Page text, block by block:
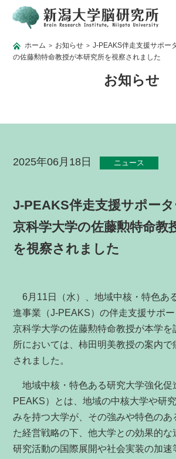
ホーム > お知らせ > J-PEAKS伴走支援サポー
の佐藤勲特命教授が本研究所を視察されました
お知らせ
2025年06月18日 ニュース
J-PEAKS伴走支援サポー
京科学大学の佐藤勲特命教
を視察されました
6月11日（水）、地域中核・特色あ
進事業（J-PEAKS）の伴走支援サポ
京科学大学の佐藤勲特命教授が本学を
所においては、柿田明美教授の案内で
されました。
地域中核・特色ある研究大学強化促
PEAKS）とは、地域の中核大学や研
みを持つ大学が、その強みや特色のあ
た経営戦略の下、他大学との効果的な
研究活動の国際展開や社会実装の加速